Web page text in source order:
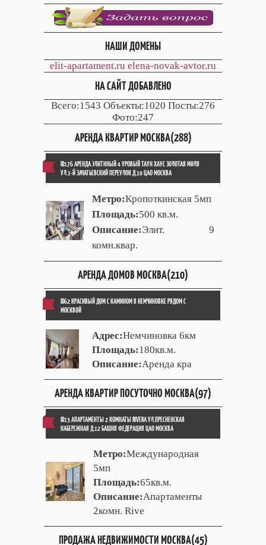
НАШИ ДОМЕНЫ
elit-apartament.ru elena-novak-avtor.ru
НА САЙТ ДОБАВЛЕНО
Всего:1543 Объекты:1020 Посты:276
Фото:247
АРЕНДА КВАРТИР МОСКВА(288)
ID176 АРЕНДА ЭЛИТННЫЙ 4 УРОВЫЙ ТАУН ХАУС ЗОЛОТАЯ МИЛЯ
УЛ.1-Й ЗАЧАТЬЕВСКИЙ ПЕРЕУЛОК Д.10 ЦАО МОСКВА
Метро:Кропоткинская 5мп
Площадь:500 кв.м.
Описание:Элит. 9
комн.квар.
АРЕНДА ДОМОВ МОСКВА(210)
ID62 КРАСИВЫЙ ДОМ С КАМИНОМ В НЕМЧИНОВКЕ РЯДОМ С
МОСКВОЙ
Адрес:Немчиновка 6км
Площадь:180кв.м.
Описание:Аренда кра
АРЕНДА КВАРТИР ПОСУТОЧНО МОСКВА(97)
ID13 АПАРТАМЕНТЫ 2 КОМНАТЫ RIVERA УЛ.ПРЕСНЕНСКАЯ
НАБЕРЕЖНАЯ Д.12 БАШНЯ ФЕДЕРАЦИЯ ЦАО МОСКВА
Метро:Международная
5мп
Площадь:65кв.м.
Описание:Апартаменты
2комн. Rive
ПРОДАЖА НЕДВИЖИМОСТИ МОСКВА(45)